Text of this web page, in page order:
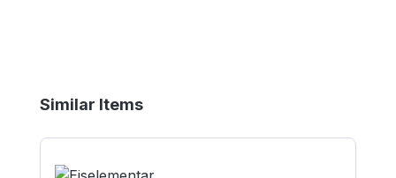
Produktgalerie überspringen
Similar Items